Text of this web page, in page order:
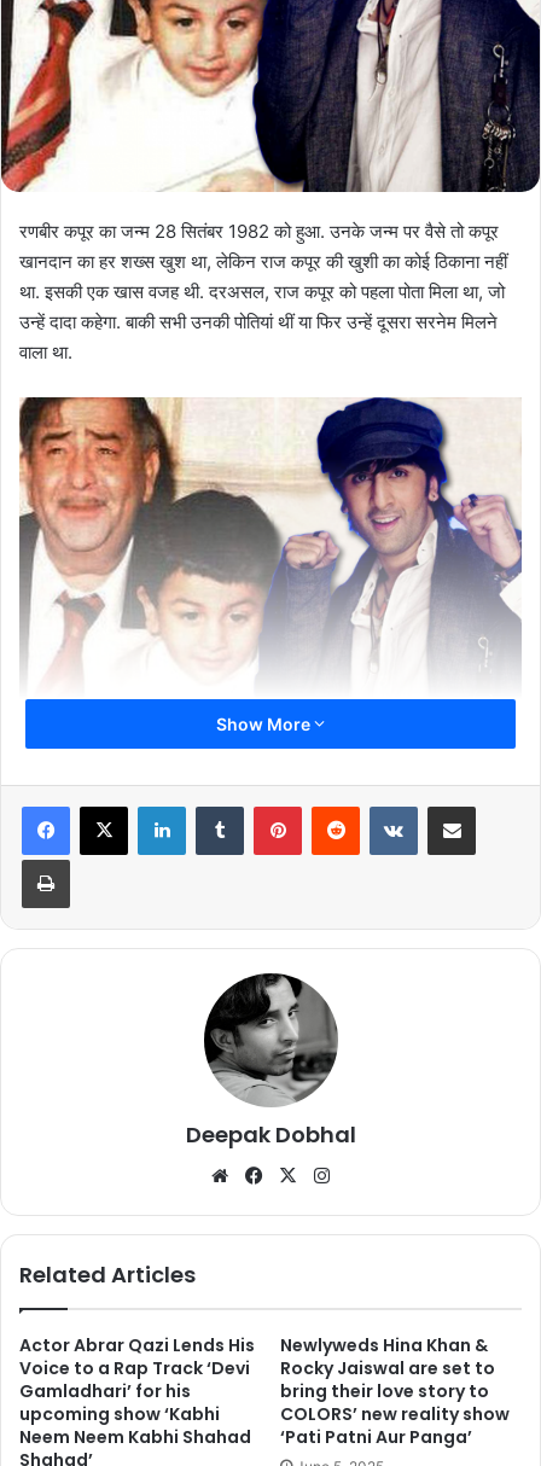
रणबीर कपूर का जन्म 28 सितंबर 1982 को हुआ. उनके जन्म पर वैसे तो कपूर
खानदान का हर शख्स खुश था, लेकिन राज कपूर की खुशी का कोई ठिकाना नहीं
था. इसकी एक खास वजह थी. दरअसल, राज कपूर को पहला पोता मिला था, जो
उन्हें दादा कहेगा. बाकी सभी उनकी पोतियां थीं या फिर उन्हें दूसरा सरनेम मिलने
वाला था.
ऋषि ने अपनी किताब खुल्लम-खुल्ला में राज कपूर के रणबीर से इस प्यार के बारे में
कई बातें बताई थीं. रणबीर के जन्म के समय परिवार में खुशी का माहौल कुछ अलग
ही था. रणबीर से पहले राज कपूर को दादा कहने वाला उनका कोई पोता नहीं था.
Show More
Deepak Dobhal
We
te
Fa
bo
X
ra
Related Articles
Actor Abrar Qazi Lends His
Voice to a Rap Track ‘Devi
Gamladhari’ for his
upcoming show ‘Kabhi
Neem Neem Kabhi Shahad
Shahad’
Newlyweds Hina Khan &
Rocky Jaiswal are set to
bring their love story to
COLORS’ new reality show
‘Pati Patni Aur Panga’